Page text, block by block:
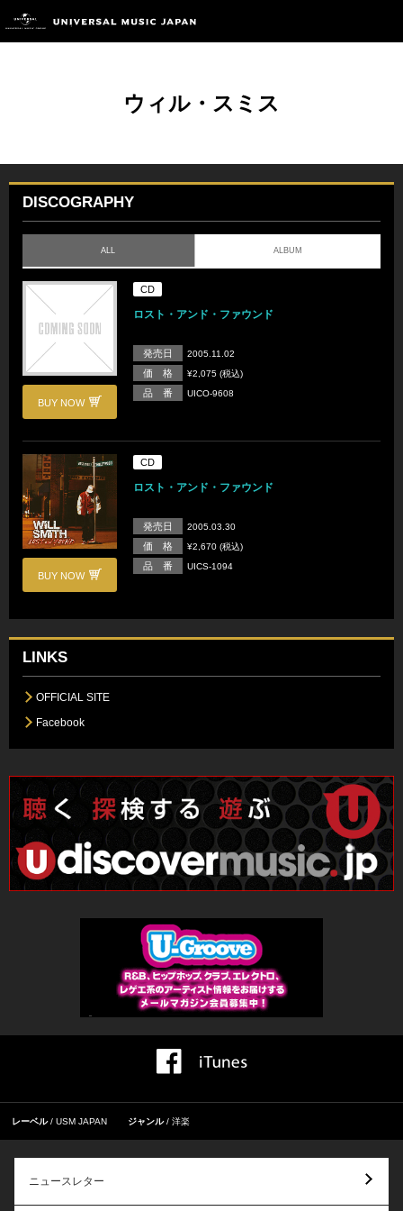
ウィル・スミス
DISCOGRAPHY
ALL ALBUM
BUY NOW
CD
ロスト・アンド・ファウンド
発売日 2005.11.02
価 格 ¥2,075 (税込)
品 番 UICO-9608
BUY NOW
CD
ロスト・アンド・ファウンド
発売日 2005.03.30
価 格 ¥2,670 (税込)
品 番 UICS-1094
LINKS
OFFICIAL SITE
Facebook
レーベル USM JAPAN ジャンル 洋楽
ニュースレター